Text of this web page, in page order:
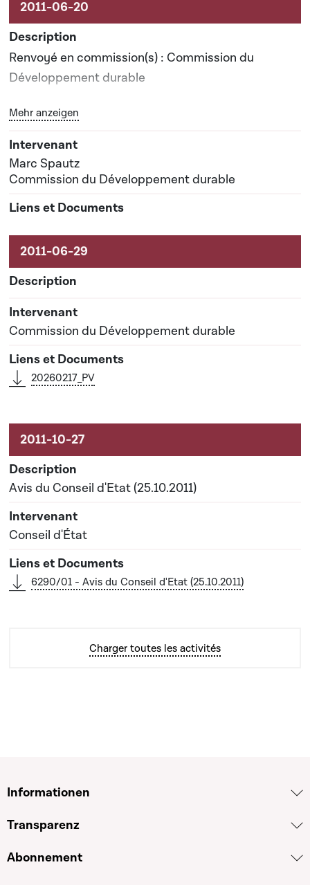
Renvoyé en commission(s) : Commission du
Développement durable
Rapporteur(s) : Monsieur Marc Spautz
Date prévisionnelle du rapport de commission : 24-
11-2011
Bouton graphique servant à afficher ou cacher tous
Mehr anzeigen
Marc Spautz
Commission du Développement durable
Commission du Développement durable
20260217_PV
Avis du Conseil d'Etat (25.10.2011)
Conseil d'État
6290/01 - Avis du Conseil d'Etat (25.10.2011)
Charger toutes les activités
Informationen
Transparenz
Abonnement